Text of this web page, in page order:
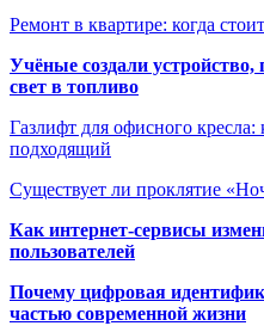
Ремонт в квартире: когда
Учёные создали
свет в топливо
Газлифт для офисного
подходящий
Существует ли проклятие
Как интернет-сервисы
пользователей
Почему цифровая
частью современной жизни